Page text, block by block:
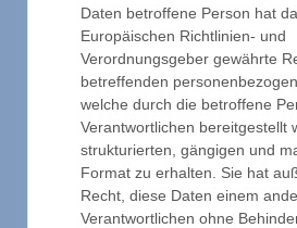
Daten betroffene Person hat
Europäischen Richtlinien- und
Verordnungsgeber gewährte
betreffenden
welche durch die betroffene
Verantwortlichen bereitgestellt
strukturierten, gängigen und
Format zu erhalten. Sie hat
Recht, diese Daten einem
Verantwortlichen ohne